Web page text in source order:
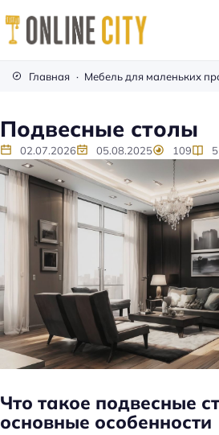
л
ь
н
к
ы
й
д
е
н
Главная Мебель для маленьких
Подвесные столы
02.07.2026 05.08.2025 109 5
Что такое подвесные
основные особенности